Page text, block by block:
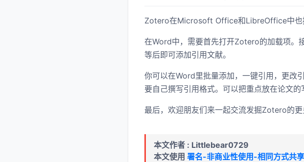
Zotero在Microsoft Office和LibreOffice中也
在Word中，需要首先打开Zotero的加载项。
等后即可添加引用文献。
你可以在Word里批量添加，一键引用，更改
要自己撰写引用格式。可以把重点放在论文的
最后，欢迎朋友们来一起交流发掘Zotero的更
本文作者 : Littlebear0729
本文使用 署名-非商业性使用-相同方式共